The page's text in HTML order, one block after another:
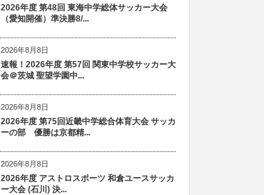
2026年度 第48回 東海中学総体サッカー大会
（愛知開催）準決勝8/...
2026年8月8日
速報！2026年度 第57回 関東中学校サッカー大
会＠茨城 聖望学園中...
2026年8月8日
2026年度 第75回近畿中学総合体育大会 サッカ
ーの部 優勝は京都精...
2026年8月8日
2026年度 アストロスポーツ 和倉ユースサッカ
ー大会 (石川) 決...